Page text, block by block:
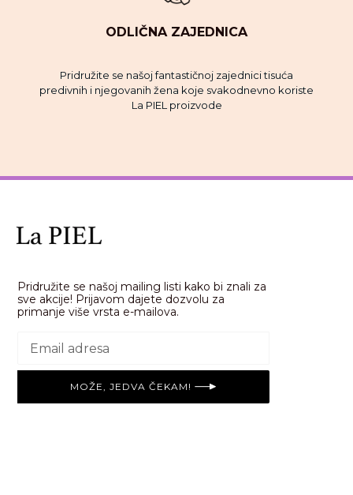
ODLIČNA ZAJEDNICA
Pridružite se našoj fantastičnoj zajednici tisuća
predivnih i njegovanih žena koje svakodnevno koriste
La PIEL proizvode
Pridružite se našoj mailing listi kako bi znali za
sve akcije! Prijavom dajete dozvolu za
primanje više vrsta e-mailova.
MOŽE, JEDVA ČEKAM!